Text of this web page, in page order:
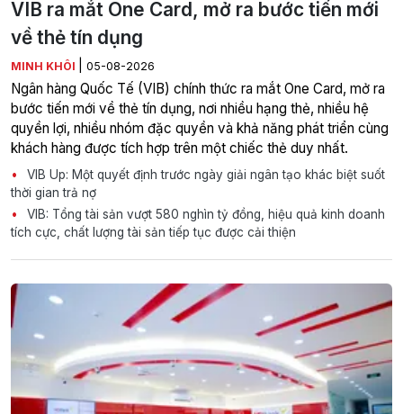
VIB ra mắt One Card, mở ra bước tiến mới
về thẻ tín dụng
MINH KHÔI 05-08-2026
Ngân hàng Quốc Tế (VIB) chính thức ra mắt One Card, mở ra
bước tiến mới về thẻ tín dụng, nơi nhiều hạng thẻ, nhiều hệ
quyền lợi, nhiều nhóm đặc quyền và khả năng phát triển cùng
khách hàng được tích hợp trên một chiếc thẻ duy nhất.
VIB Up: Một quyết định trước ngày giải ngân tạo khác biệt suốt
thời gian trả nợ
VIB: Tổng tài sản vượt 580 nghìn tỷ đồng, hiệu quả kinh doanh
tích cực, chất lượng tài sản tiếp tục được cải thiện